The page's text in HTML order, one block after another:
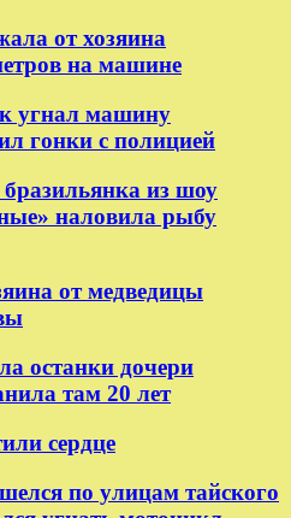
от хозяина
на машине
угнал машину
гонки с полицией
из шоу
наловила рыбу
от медведицы
останки дочери
там 20 лет
сердце
по улицам тайского